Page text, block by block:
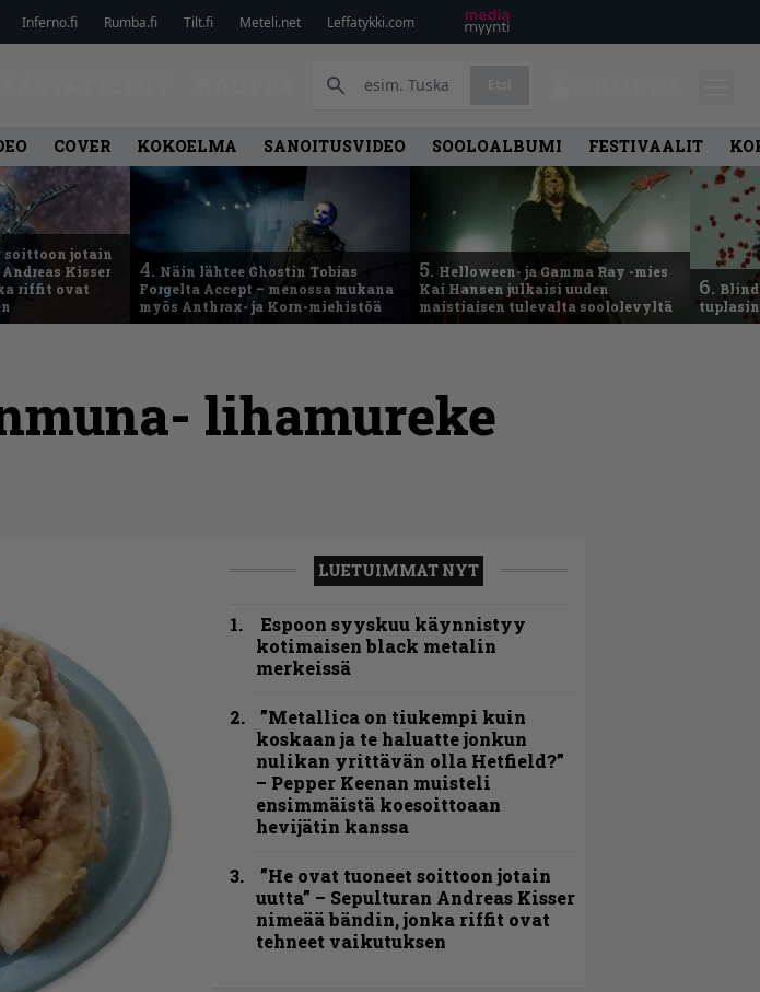
Inferno.fi Rumba.fi Tilt.fi Meteli.net Leffatykki.com
COVER KOKOELMA SANOITUSVIDEO SOOLOALBUMI FESTIVAALIT
soittoon jotain
Kisser
riffit ovat
4. Näin lähtee Ghostin Tobias
Forgelta Accept – menossa mukana
myös Anthrax- ja Korn-miehistöä
5. Helloween- ja Gamma Ray -mies
Kai Hansen julkaisi uuden
maistiaisen tulevalta soololevyltä
6.
lihamureke
LUETUIMMAT NYT
Espoon syyskuu käynnistyy
kotimaisen black metalin
merkeissä
”Metallica on tiukempi kuin
koskaan ja te haluatte jonkun
nulikan yrittävän olla Hetfield?”
– Pepper Keenan muisteli
ensimmäistä koesoittoaan
hevijätin kanssa
”He ovat tuoneet soittoon jotain
uutta” – Sepulturan Andreas Kisser
nimeää bändin, jonka riffit ovat
tehneet vaikutuksen